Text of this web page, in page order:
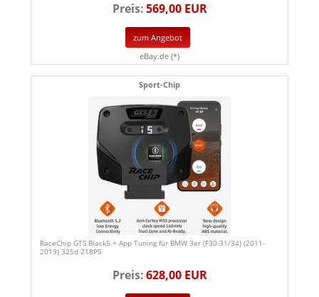
Preis:569,00 EUR
zum Angebot
eBay.de (*)
Sport-Chip
RaceChip GTS Black5 + App Tuning für BMW 3er (F30-31/34) (2011-
2019) 325d 218PS
Preis:628,00 EUR